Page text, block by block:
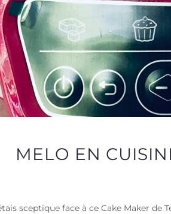
MELO EN
sceptique face à ce Cake Maker